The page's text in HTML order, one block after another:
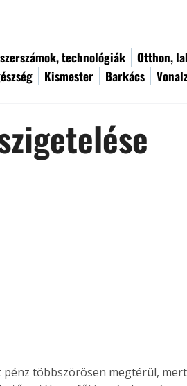
technológiák Otthon,
Kismester Barkács
többszörösen megtérül,